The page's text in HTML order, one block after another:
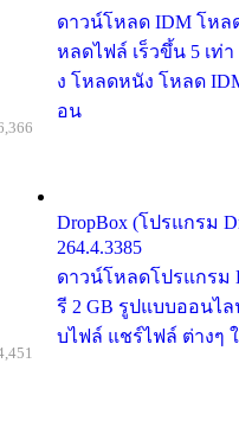
ดาวน์โหลด IDM โหลด
หลดไฟล์ เร็วขึ้น 5 เท่
ง โหลดหนัง โหลด
อน
DropBox (โปรแกรม
264.4.3385
ดาวน์โหลดโปรแกรม
รี 2 GB รูปแบบออนไล
บไฟล์ แชร์ไฟล์ ต่างๆ